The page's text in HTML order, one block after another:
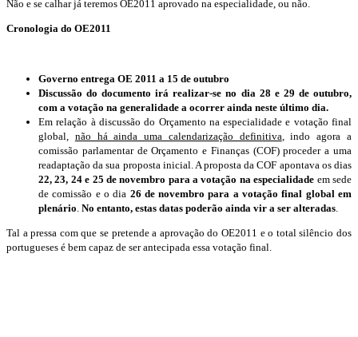
Não e se calhar já teremos OE2011 aprovado na especialidade, ou não.
Cronologia do OE2011
Governo entrega OE 2011 a 15 de outubro
Discussão do documento irá realizar-se no dia 28 e 29 de outubro,
com a votação na generalidade a ocorrer ainda neste último dia.
Em relação à discussão do Orçamento na especialidade e votação final
global, não há ainda uma calendarização definitiva , indo agora a
comissão parlamentar de Orçamento e Finanças (COF) proceder a uma
readaptação da sua proposta inicial. A proposta da COF apontava os dias
22, 23, 24 e 25 de novembro para a votação na especialidade em sede
de comissão e o dia 26 de novembro para a votação final global em
plenário No entanto, estas datas poderão ainda vir a ser alteradas
Tal a pressa com que se pretende a aprovação do OE2011 e o total silêncio dos
portugueses é bem capaz de ser antecipada essa votação final.